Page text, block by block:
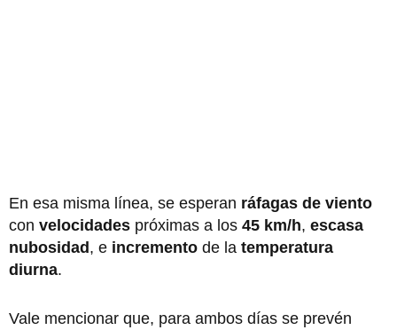
En esa misma línea, se esperan ráfagas de viento
con velocidades próximas a los 45 km/h, escasa
nubosidad, e incremento de la temperatura
diurna.
Vale mencionar que, para ambos días se prevén